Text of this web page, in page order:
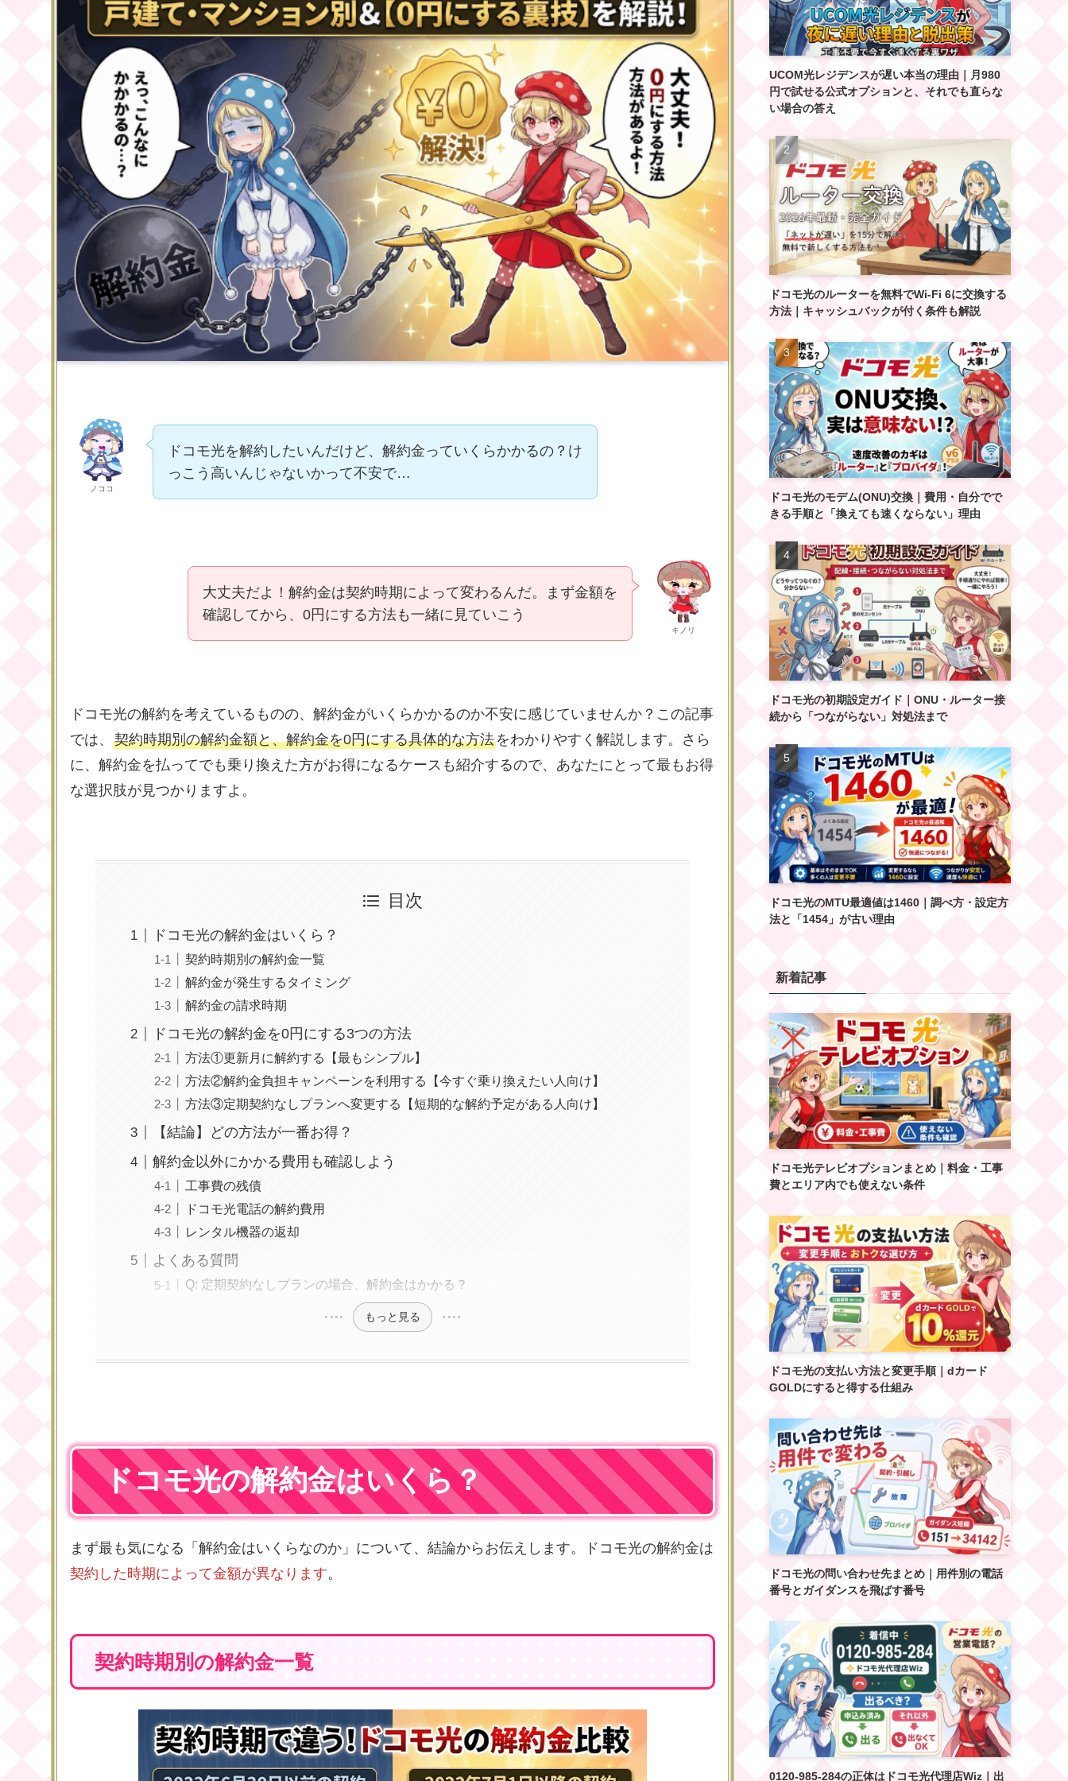
ノココ
ドコモ光を解約したいんだけど、解約金っていくらかかるの？け
っこう高いんじゃないかって不安で…
キノリ
大丈夫だよ！解約金は契約時期によって変わるんだ。まず金額を
確認してから、0円にする方法も一緒に見ていこう
ドコモ光の解約を考えているものの、解約金がいくらかかるのか不安に感じていませんか？この記事
では、 契約時期別の解約金額と、解約金を0円にする具体的な方法 をわかりやすく解説します。さら
に、解約金を払ってでも乗り換えた方がお得になるケースも紹介するので、あなたにとって最もお得
な選択肢が見つかりますよ。
目次
ドコモ光の解約金はいくら？
契約時期別の解約金一覧
解約金が発生するタイミング
解約金の請求時期
ドコモ光の解約金を0円にする3つの方法
方法①更新月に解約する【最もシンプル】
方法②解約金負担キャンペーンを利用する【今すぐ乗り換えたい人向け】
方法③定期契約なしプランへ変更する【短期的な解約予定がある人向け】
【結論】どの方法が一番お得？
解約金以外にかかる費用も確認しよう
工事費の残債
ドコモ光電話の解約費用
レンタル機器の返却
よくある質問
Q: 定期契約なしプランの場合、解約金はかかる？
もっと見る
ドコモ光の解約金はいくら？
まず最も気になる「解約金はいくらなのか」について、結論からお伝えします。ドコモ光の解約金は
契約した時期によって金額が異なります。
契約時期別の解約金一覧
UCOM光レジデンスが遅い本当の理由｜月980
円で試せる公式オプションと、それでも直らな
い場合の答え
ドコモ光のルーターを無料でWi-Fi 6に交換する
方法｜キャッシュバックが付く条件も解説
ドコモ光のモデム(ONU)交換｜費用・自分でで
きる手順と「換えても速くならない」理由
ドコモ光の初期設定ガイド｜ONU・ルーター接
続から「つながらない」対処法まで
ドコモ光のMTU最適値は1460｜調べ方・設定方
法と「1454」が古い理由
新着記事
ドコモ光テレビオプションまとめ｜料金・工事
費とエリア内でも使えない条件
ドコモ光の支払い方法と変更手順｜dカード
GOLDにすると得する仕組み
ドコモ光の問い合わせ先まとめ｜用件別の電話
番号とガイダンスを飛ばす番号
0120-985-284の正体はドコモ光代理店Wiz｜出